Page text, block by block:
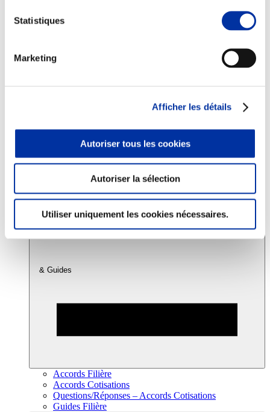
Statistiques
Marketing
Afficher les détails
Autoriser tous les cookies
Autoriser la sélection
Utiliser uniquement les cookies nécessaires.
Viandes et santé
Juste rémunération et attractivité des métiers
Sources d’information
Accords
& Guides
Accords Filière
Accords Cotisations
Questions/Réponses – Accords Cotisations
Guides Filière